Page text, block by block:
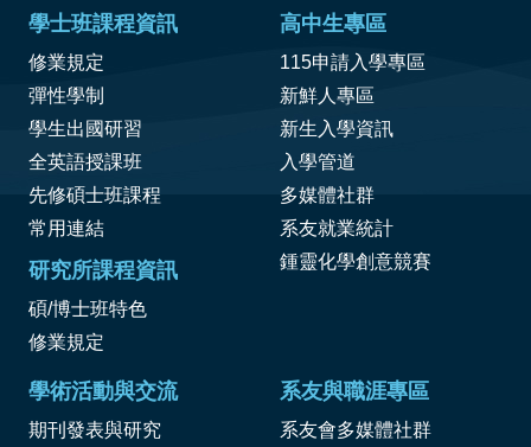
學士班課程資訊
修業規定
彈性學制
學生出國研習
全英語授課班
先修碩士班課程
常用連結
研究所課程資訊
碩/博士班特色
修業規定
高中生專區
115申請入學專區
新鮮人專區
新生入學資訊
入學管道
多媒體社群
系友就業統計
鍾靈化學創意競賽
學術活動與交流
期刊發表與研究
系友與職涯專區
系友會多媒體社群